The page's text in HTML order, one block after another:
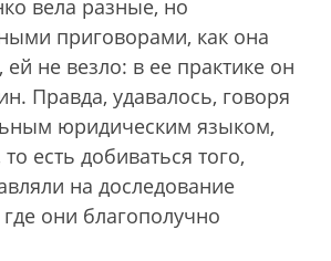
вела разные, но
приговорами, как она
ей не везло: в ее практике он
Правда, удавалось, говоря
юридическим языком,
есть добиваться того,
на доследование
где они благополучно